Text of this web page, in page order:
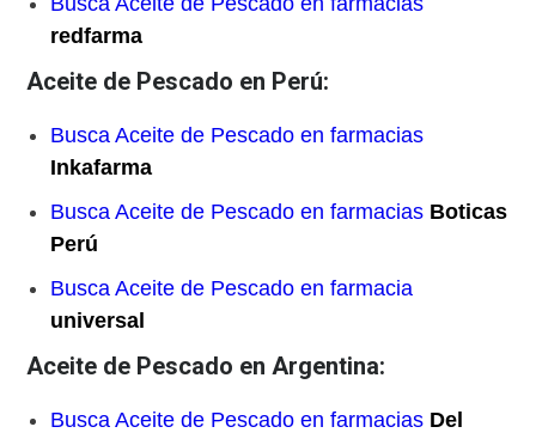
redfarma
Aceite de Pescado en Perú:
Busca Aceite de Pescado en farmacias
Inkafarma
Busca Aceite de Pescado en farmacias Boticas
Perú
Busca Aceite de Pescado en farmacia
universal
Aceite de Pescado en Argentina:
Busca Aceite de Pescado en farmacias Del